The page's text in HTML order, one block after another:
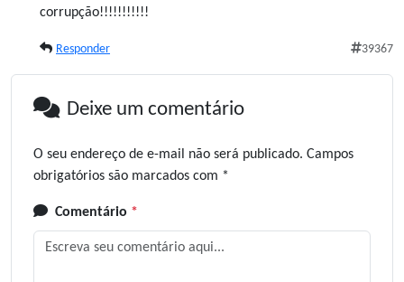
corrupção!!!!!!!!!!!
Responder 39367
Deixe um comentário
O seu endereço de e-mail não será publicado. Campos
obrigatórios são marcados com *
Comentário *